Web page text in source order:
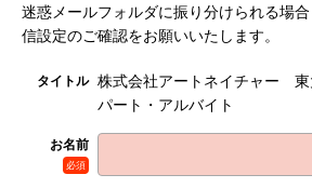
迷惑メールフォルダに振り分けられる場
信設定のご確認をお願いいたします。
タイトル 株式会社アートネイチャー
パート・アルバイト
お名前
必須